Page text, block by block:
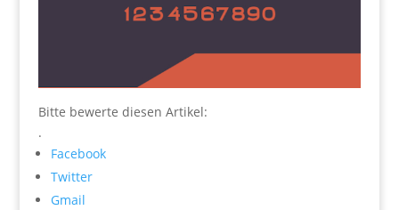
Bitte bewerte diesen Artikel:
.
Facebook
Twitter
Gmail